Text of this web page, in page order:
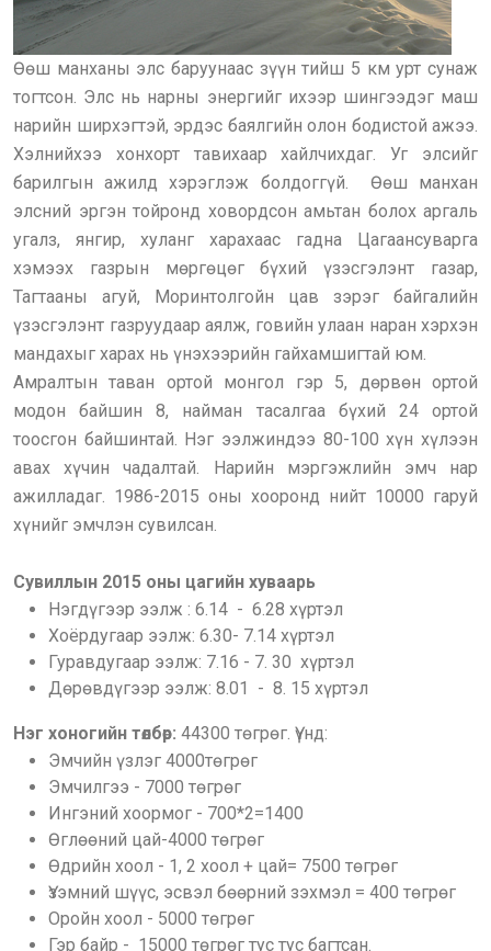
Өөш манханы элс баруунаас зүүн тийш 5 км урт сунаж
тогтсон. Элс нь нарны энергийг ихээр шингээдэг маш
нарийн ширхэгтэй, эрдэс баялгийн олон бодистой ажээ.
Хэлнийхээ хонхорт тавихаар хайлчихдаг. Уг элсийг
барилгын ажилд хэрэглэж болдоггүй. Өөш манхан
элсний эргэн тойронд ховордсон амьтан болох аргаль
угалз, янгир, хуланг харахаас гадна Цагаансуварга
хэмээх газрын мөргөцөг бүхий үзэсгэлэнт газар,
Тагтааны агуй, Моринтолгойн цав зэрэг байгалийн
үзэсгэлэнт газруудаар аялж, говийн улаан наран хэрхэн
мандахыг харах нь үнэхээрийн гайхамшигтай юм.
Амралтын таван ортой монгол гэр 5, дөрвөн ортой
модон байшин 8, найман тасалгаа бүхий 24 ортой
тоосгон байшинтай. Нэг ээлжиндээ 80-100 хүн хүлээн
авах хүчин чадалтай. Нарийн мэргэжлийн эмч нар
ажилладаг. 1986-2015 оны хооронд нийт 10000 гаруй
хүнийг эмчлэн сувилсан.
Сувиллын 2015 оны цагийн хуваарь
Нэгдүгээр ээлж : 6.14 - 6.28 хүртэл
Хоёрдугаар ээлж: 6.30- 7.14 хүртэл
Гуравдугаар ээлж: 7.16 - 7. 30 хүртэл
Дөрөвдүгээр ээлж: 8.01 - 8. 15 хүртэл
Нэг хоногийн төлбөр: 44300 төгрөг. Үүнд:
Эмчийн үзлэг 4000төгрөг
Эмчилгээ - 7000 төгрөг
Ингэний хоормог - 700*2=1400
Өглөөний цай-4000 төгрөг
Өдрийн хоол - 1, 2 хоол + цай= 7500 төгрөг
Үзэмний шүүс, эсвэл бөөрний зэхмэл = 400 төгрөг
Оройн хоол - 5000 төгрөг
Гэр байр - 15000 төгрөг тус тус багтсан.